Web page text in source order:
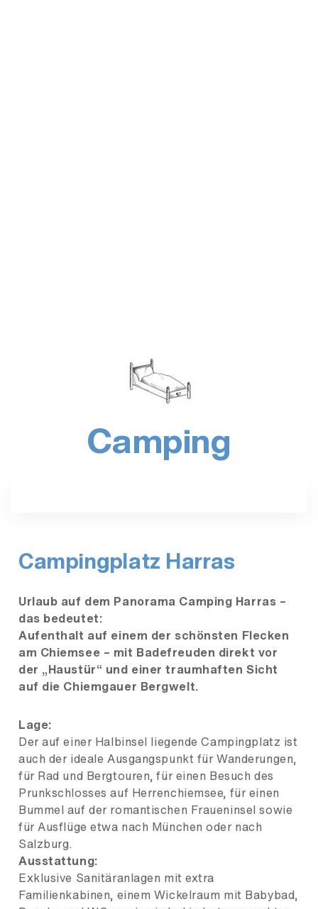
Camping
Campingplatz Harras
Urlaub auf dem Panorama Camping Harras –
das bedeutet:
Aufenthalt auf einem der schönsten Flecken
am Chiemsee – mit Badefreuden direkt vor
der „Haustür“ und einer traumhaften Sicht
auf die Chiemgauer Bergwelt.
Lage:
Der auf einer Halbinsel liegende Campingplatz ist
auch der ideale Ausgangspunkt für Wanderungen,
für Rad und Bergtouren, für einen Besuch des
Prunkschlosses auf Herrenchiemsee, für einen
Bummel auf der romantischen Fraueninsel sowie
für Ausflüge etwa nach München oder nach
Salzburg.
Ausstattung:
Exklusive Sanitäranlagen mit extra
Familienkabinen, einem Wickelraum mit Babybad,